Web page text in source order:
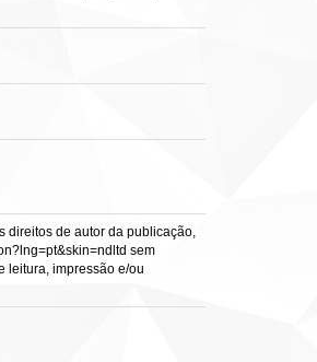
direitos de autor da publicação,
sem
leitura, impressão e/ou